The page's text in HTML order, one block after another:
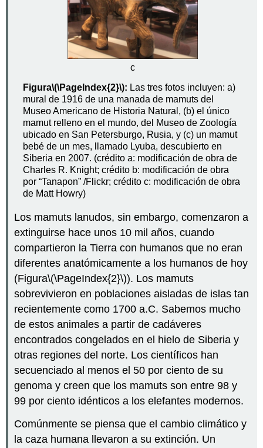
c
Figura\(\PageIndex{2}\): Las tres fotos incluyen: a)
mural de 1916 de una manada de mamuts del
Museo Americano de Historia Natural, (b) el único
mamut relleno en el mundo, del Museo de Zoología
ubicado en San Petersburgo, Rusia, y (c) un mamut
bebé de un mes, llamado Lyuba, descubierto en
Siberia en 2007. (crédito a: modificación de obra de
Charles R. Knight; crédito b: modificación de obra
por “Tanapon” /Flickr; crédito c: modificación de obra
de Matt Howry)
Los mamuts lanudos, sin embargo, comenzaron a
extinguirse hace unos 10 mil años, cuando
compartieron la Tierra con humanos que no eran
diferentes anatómicamente a los humanos de hoy
(Figura\(\PageIndex{2}\)). Los mamuts
sobrevivieron en poblaciones aisladas de islas tan
recientemente como 1700 a.C. Sabemos mucho
de estos animales a partir de cadáveres
encontrados congelados en el hielo de Siberia y
otras regiones del norte. Los científicos han
secuenciado al menos el 50 por ciento de su
genoma y creen que los mamuts son entre 98 y
99 por ciento idénticos a los elefantes modernos.
Comúnmente se piensa que el cambio climático y
la caza humana llevaron a su extinción. Un